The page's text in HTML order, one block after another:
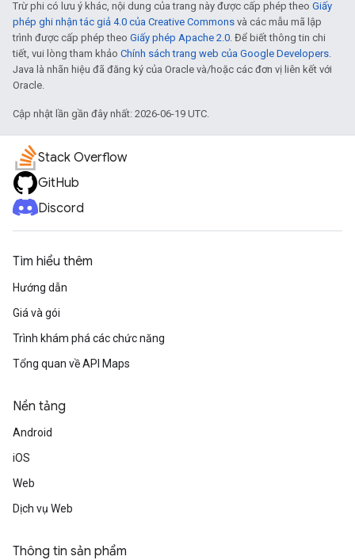
Trừ phi có lưu ý khác, nội dung của trang này được cấp phép theo Giấy
phép ghi nhận tác giả 4.0 của Creative Commons và các mẫu mã lập
trình được cấp phép theo Giấy phép Apache 2.0. Để biết thông tin chi
tiết, vui lòng tham khảo Chính sách trang web của Google Developers.
Java là nhãn hiệu đã đăng ký của Oracle và/hoặc các đơn vị liên kết với
Oracle.
Cập nhật lần gần đây nhất: 2026-06-19 UTC.
Stack Overflow
GitHub
Discord
Tìm hiểu thêm
Hướng dẫn
Giá và gói
Trình khám phá các chức năng
Tổng quan về API Maps
Nền tảng
Android
iOS
Web
Dịch vụ Web
Thông tin sản phẩm